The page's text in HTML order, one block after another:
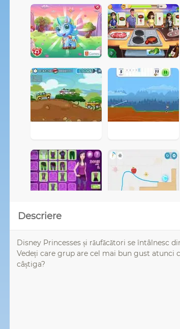
Descriere
Disney Princesses și răufăcători se întâlnesc
Vedeți care grup are cel mai bun gust atunci
câștiga?